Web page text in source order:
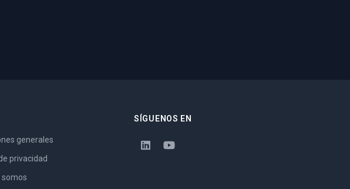
generales
privacidad
somos
SÍGUENOS EN